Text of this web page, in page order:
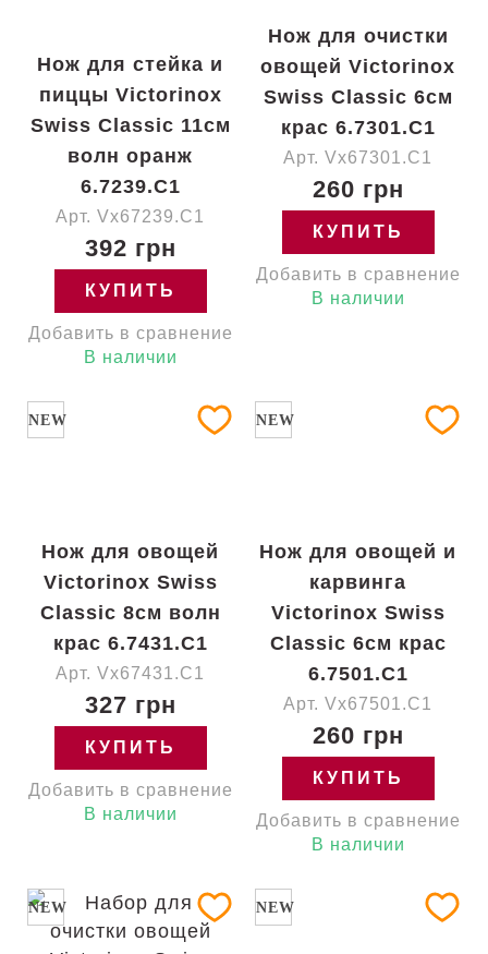
Нож для стейка и
пиццы Victorinox
Swiss Classic 11см
волн оранж
6.7239.C1
Арт. Vx67239.C1
392 грн
КУПИТЬ
Добавить в сравнение
В наличии
Нож для очистки
овощей Victorinox
Swiss Classic 6см
крас 6.7301.C1
Арт. Vx67301.C1
260 грн
КУПИТЬ
Добавить в сравнение
В наличии
NEW
Нож для овощей
Victorinox Swiss
Classic 8см волн
крас 6.7431.C1
Арт. Vx67431.C1
327 грн
КУПИТЬ
Добавить в сравнение
В наличии
NEW
Нож для овощей и
карвинга
Victorinox Swiss
Classic 6см крас
6.7501.C1
Арт. Vx67501.C1
260 грн
КУПИТЬ
Добавить в сравнение
В наличии
NEW NEW